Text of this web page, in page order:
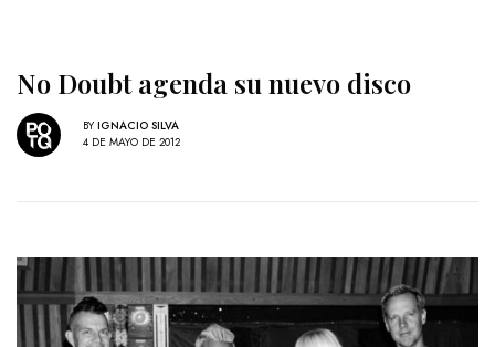
No Doubt agenda su nuevo disco
BY IGNACIO SILVA
4 DE MAYO DE 2012